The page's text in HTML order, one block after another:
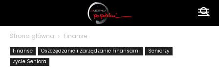
Strona główna Finanse
Finanse Oszczędzanie i Zarządzanie Finansami
Seniorzy
Życie Seniora